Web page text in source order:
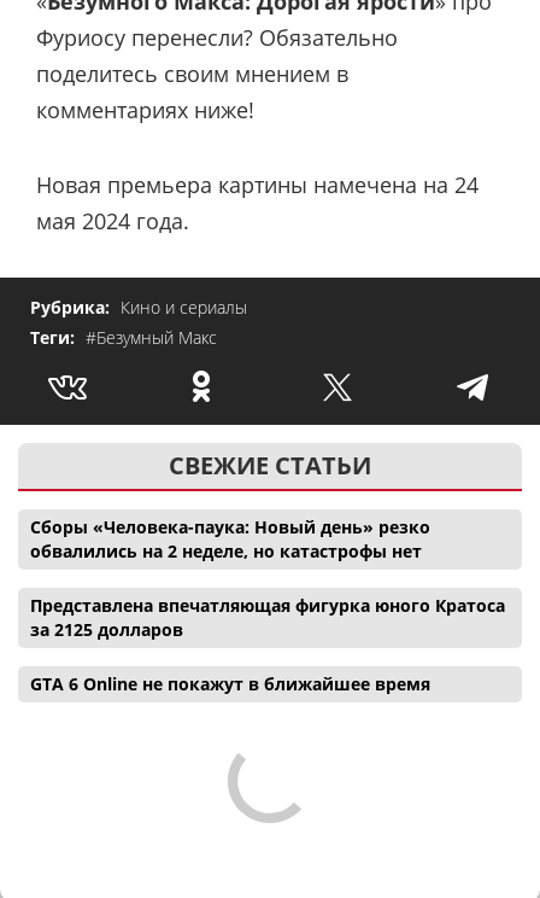
Фуриосу перенесли? Обязательно
поделитесь своим мнением в
комментариях ниже!
Новая премьера картины намечена на 24
мая 2024 года.
Рубрика: Кино и сериалы
Теги: #Безумный Макс
СВЕЖИЕ СТАТЬИ
Сборы «Человека-паука: Новый день» резко
обвалились на 2 неделе, но катастрофы нет
Представлена впечатляющая фигурка юного Кратоса
за 2125 долларов
GTA 6 Online не покажут в ближайшее время